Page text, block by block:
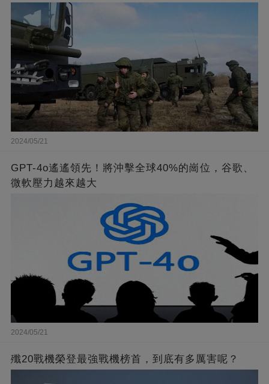
2024/05/21
GPT-4o遙遙領先！將沖擊全球40%的崗位，谷歌、
微軟壓力越來越大
2024/05/21
殲20戰機榮登最強戰機榜首，到底有多厲害呢？